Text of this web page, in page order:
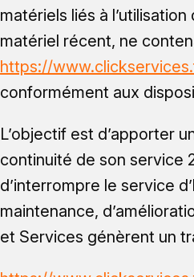
matériels liés à
matériel récent, ne
https://
conformément aux
L’objectif est d’apporter
continuité de son service
d’interrompre le service
maintenance,
et Services génèrent un